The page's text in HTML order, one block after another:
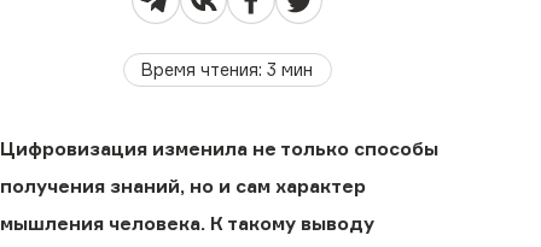
Время чтения:3 мин
Цифровизация изменила не только способы
получения знаний, но и сам характер
мышления человека. К такому выводу